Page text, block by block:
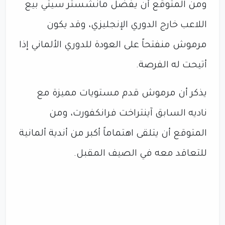
ومن المتوقع أن يفضل مانشستر سيتي بيع
اللاعب خارج الدوري الإنجليزي، وقد يكون
مرموش منفتحاً على العودة للدوري الألماني إذا
أتيحت له الفرصة.
يذكر أن مرموش قدم مستويات مميزة مع
ناديه السابق آينتراخت فرانكفورت، ومن
المتوقع أن يتلقى اهتماماً أكبر من أندية ألمانية
للتعاقد معه في الصيف المقبل.